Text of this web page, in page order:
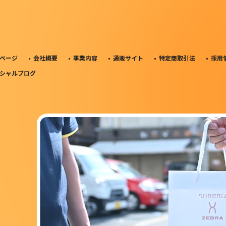
ージ 会社概要 事業内容 通販サイト 特定商取引法
採用
ャルブログ